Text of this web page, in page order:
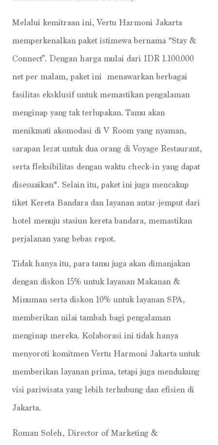
Melalui kemitraan ini, Vertu Harmoni Jakarta
memperkenalkan paket istimewa bernama “Stay &
Connect”. Dengan harga mulai dari IDR 1.100.000
net per malam, paket ini menawarkan berbagai
fasilitas eksklusif untuk memastikan pengalaman
menginap yang tak terlupakan. Tamu akan
menikmati akomodasi di V Room yang nyaman,
sarapan lezat untuk dua orang di Voyage Restaurant,
serta fleksibilitas dengan waktu check-in yang dapat
disesuaikan*. Selain itu, paket ini juga mencakup
tiket Kereta Bandara dan layanan antar-jemput dari
hotel menuju stasiun kereta bandara, memastikan
perjalanan yang bebas repot.
Tidak hanya itu, para tamu juga akan dimanjakan
dengan diskon 15% untuk layanan Makanan &
Minuman serta diskon 10% untuk layanan SPA,
memberikan nilai tambah bagi pengalaman
menginap mereka. Kolaborasi ini tidak hanya
menyoroti komitmen Vertu Harmoni Jakarta untuk
memberikan layanan prima, tetapi juga mendukung
visi pariwisata yang lebih terhubung dan efisien di
Jakarta.
Roman Soleh, Director of Marketing &